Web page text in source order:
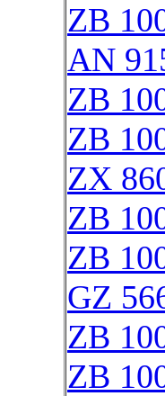
ZB
AN
ZB
ZB
ZX
ZB
ZB
GZ
ZB
ZB